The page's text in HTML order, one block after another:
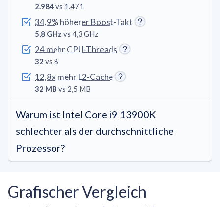
2.984 vs 1.471
34,9% höherer Boost-Takt
5,8 GHz vs 4,3 GHz
24 mehr CPU-Threads
32 vs 8
12,8x mehr L2-Cache
32 MB vs 2,5 MB
Warum ist Intel Core i9 13900K
schlechter als der durchschnittliche
Prozessor?
Grafischer Vergleich